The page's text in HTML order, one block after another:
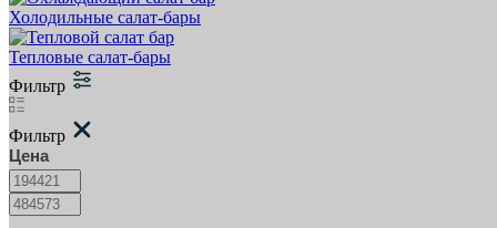
Холодильные салат-бары
Тепловые салат-бары
Фильтр
Фильтр
Цена